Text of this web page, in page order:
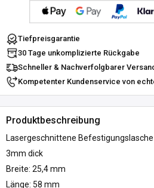
Tiefpreisgarantie
30 Tage unkomplizierte Rückgabe
Schneller & Nachverfolgbarer
Kompetenter Kundenservice von
Produktbeschreibung
Lasergeschnittene Befestigungslasche
3mm dick
Breite: 25,4 mm
Länge: 58 mm